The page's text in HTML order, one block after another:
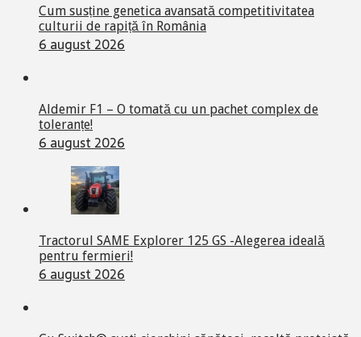
Cum susține genetica avansată competitivitatea
culturii de rapiță în România
6 august 2026
Aldemir F1 – O tomată cu un pachet complex de
toleranțe!
6 august 2026
Tractorul SAME Explorer 125 GS -Alegerea ideală
pentru fermieri!
6 august 2026